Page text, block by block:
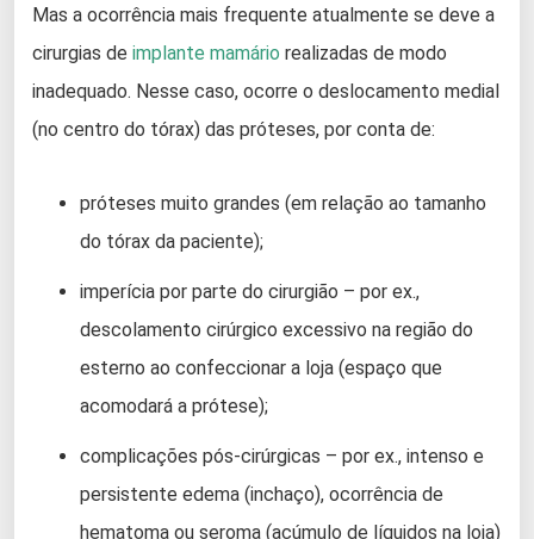
Mas a ocorrência mais frequente atualmente se deve a
cirurgias de implante mamário realizadas de modo
inadequado. Nesse caso, ocorre o deslocamento medial
(no centro do tórax) das próteses, por conta de:
próteses muito grandes (em relação ao tamanho
do tórax da paciente);
imperícia por parte do cirurgião – por ex.,
descolamento cirúrgico excessivo na região do
esterno ao confeccionar a loja (espaço que
acomodará a prótese);
complicações pós-cirúrgicas – por ex., intenso e
persistente edema (inchaço), ocorrência de
hematoma ou seroma (acúmulo de líquidos na loja)